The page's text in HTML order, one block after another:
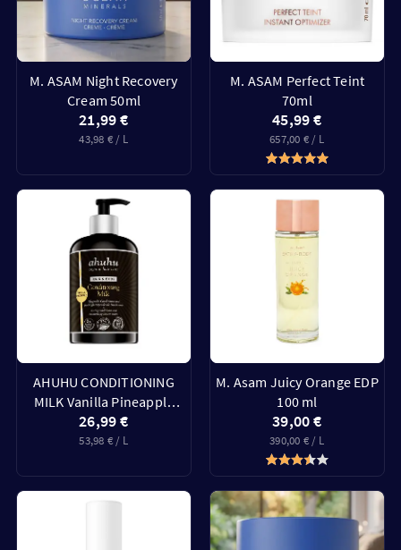
M. ASAM Night Recovery
Cream 50ml
21,99 €
43,98 € / L
M. ASAM Perfect Teint
70ml
45,99 €
657,00 € / L
AHUHU CONDITIONING
MILK Vanilla Pineapple
500ml
26,99 €
53,98 € / L
M. Asam Juicy Orange EDP
100 ml
39,00 €
390,00 € / L